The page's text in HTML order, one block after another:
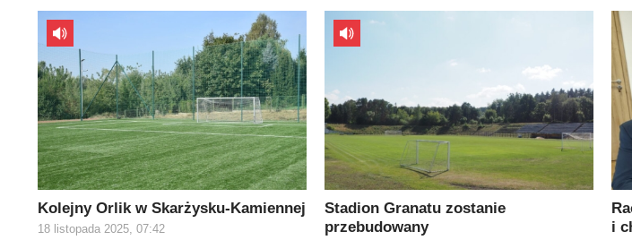
Kolejny Orlik w Skarżysku-Kamiennej
18 listopada 2025, 07:42
Stadion Granatu zostanie
przebudowany
i